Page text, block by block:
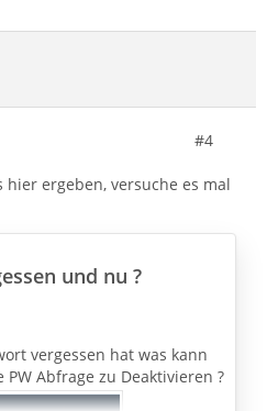
#4
hier ergeben, versuche es mal
und nu ?
vergessen hat was kann
Abfrage zu Deaktivieren ?